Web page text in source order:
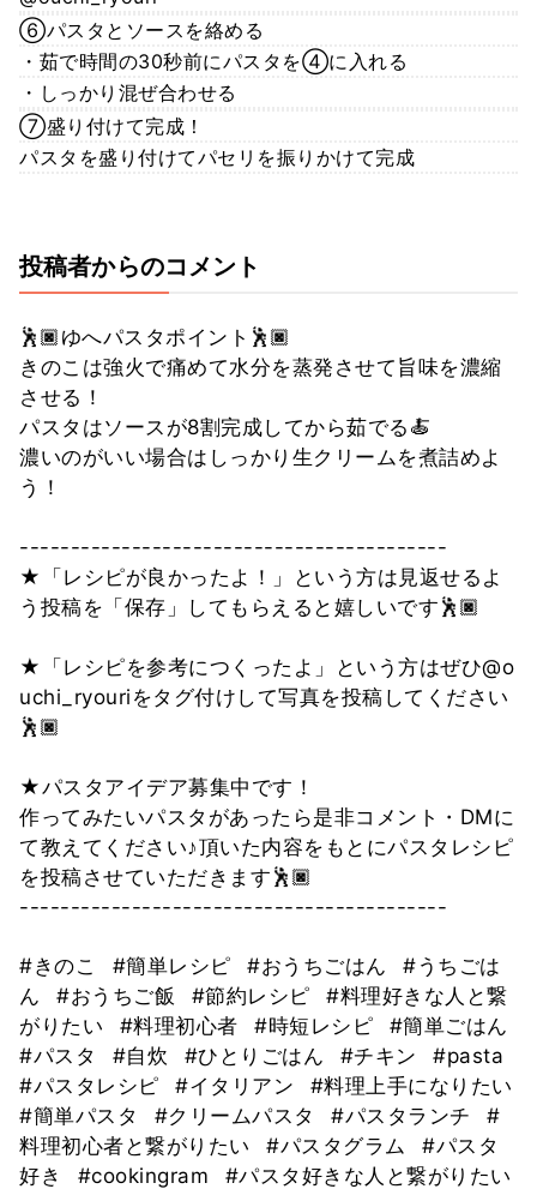
⑥パスタとソースを絡める
・茹で時間の30秒前にパスタを④に入れる
・しっかり混ぜ合わせる
⑦盛り付けて完成！
パスタを盛り付けてパセリを振りかけて完成
投稿者からのコメント
🕺🏿ゆへパスタポイント🕺🏿
きのこは強火で痛めて水分を蒸発させて旨味を濃縮
させる！
パスタはソースが8割完成してから茹でる🍝
濃いのがいい場合はしっかり生クリームを煮詰めよ
う！
------------------------------------------
★「レシピが良かったよ！」という方は見返せるよ
う投稿を「保存」してもらえると嬉しいです🕺🏿
★「レシピを参考につくったよ」という方はぜひ@o
uchi_ryouriをタグ付けして写真を投稿してください
🕺🏿
★パスタアイデア募集中です！
作ってみたいパスタがあったら是非コメント・DMに
て教えてください♪頂いた内容をもとにパスタレシピ
を投稿させていただきます🕺🏿
------------------------------------------
#きのこ #簡単レシピ #おうちごはん
#うちごは
ん
#おうちご飯 #節約レシピ
#料理好きな人と繋
がりたい
#料理初心者 #時短レシピ
#簡単ごはん
#パスタ
#自炊 #ひとりごはん #チキン
#pasta
#パスタレシピ
#イタリアン
#料理上手になりたい
#簡単パスタ
#クリームパスタ #パスタランチ
#
料理初心者と繋がりたい
#パスタグラム
#パスタ
好き
#cookingram
#パスタ好きな人と繋がりたい